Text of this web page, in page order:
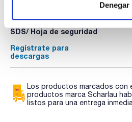
Denegar
descargas
SDS/ Hoja de seguridad
Regístrate para
descargas
Los productos marcados con
productos marca Scharlau
listos para una entrega